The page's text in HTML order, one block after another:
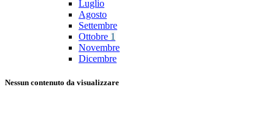
Luglio
Agosto
Settembre
Ottobre 1
Novembre
Dicembre
Nessun contenuto da visualizzare